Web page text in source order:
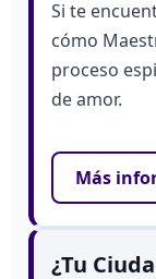
Si te
cómo
proceso
de amor.
Más
¿Tu